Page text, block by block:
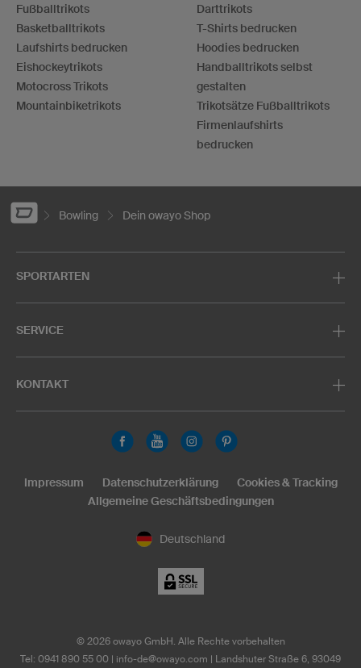
Fußballtrikots
Basketballtrikots
Laufshirts bedrucken
Eishockeytrikots
Motocross Trikots
Mountainbiketrikots
Darttrikots
T-Shirts bedrucken
Hoodies bedrucken
Handballtrikots selbst
gestalten
Trikotsätze Fußballtrikots
Firmenlaufshirts
bedrucken
Bowling Dein owayo Shop
SPORTARTEN
SERVICE
KONTAKT
Deutschland
Impressum Datenschutzerklärung
Cookies & Tracking
Allgemeine Geschäftsbedingungen
© 2026owayo GmbH. Alle Rechte vorbehalten
Tel: 0941 890 55 00
info-de@owayo.com | Landshuter Straße 6, 93049